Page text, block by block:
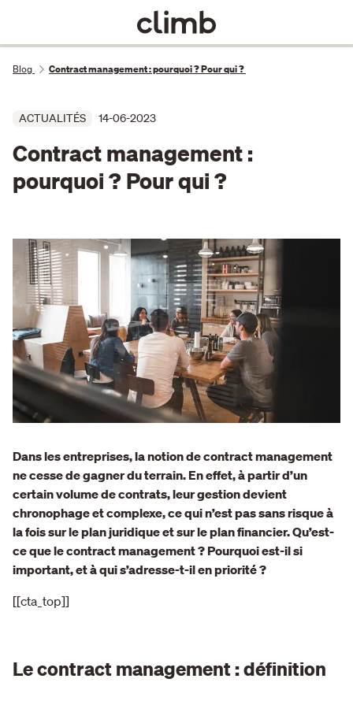
Blog Contract management : pourquoi ? Pour qui ?
ACTUALITÉS 14-06-2023
Contract management :
pourquoi ? Pour qui ?
Dans les entreprises, la notion de contract management
ne cesse de gagner du terrain. En effet, à partir d’un
certain volume de contrats, leur gestion devient
chronophage et complexe, ce qui n’est pas sans risque à
la fois sur le plan juridique et sur le plan financier. Qu’est-
ce que le contract management ? Pourquoi est-il si
important, et à qui s’adresse-t-il en priorité ?
[[cta_top]]
Le contract management : définition